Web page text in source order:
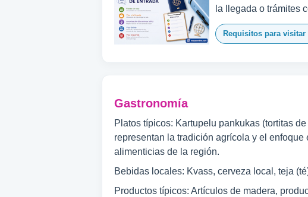
la llegada o trámites
Requisitos para visitar
Gastronomía
Platos típicos: Kartupelu pankukas (tortitas
representan la tradición agrícola y el
alimenticias de la región.
Bebidas locales: Kvass, cerveza local, teja
Productos típicos: Artículos de madera,